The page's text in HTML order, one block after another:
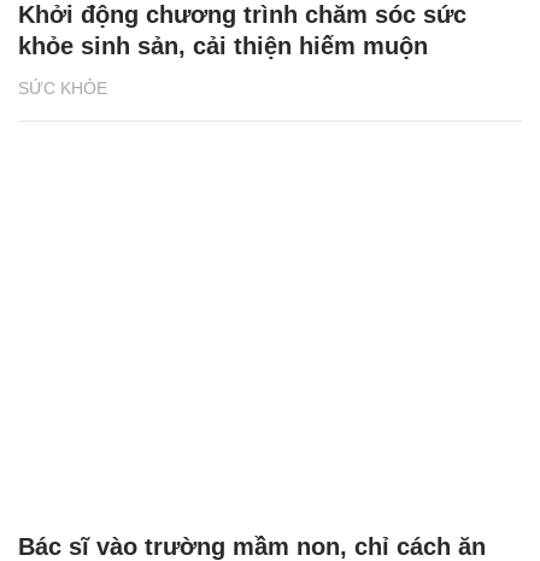
SỨC KHỎE
Khởi động chương trình chăm sóc sức
khỏe sinh sản, cải thiện hiếm muộn
Bác sĩ vào trường mầm non, chỉ cách ăn